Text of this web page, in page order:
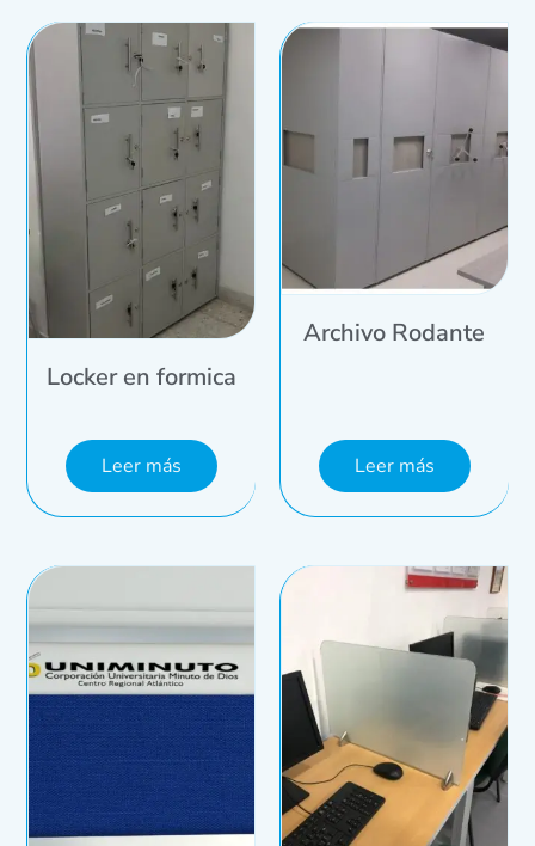
Locker en formica
Leer más
Archivo Rodante
Leer más